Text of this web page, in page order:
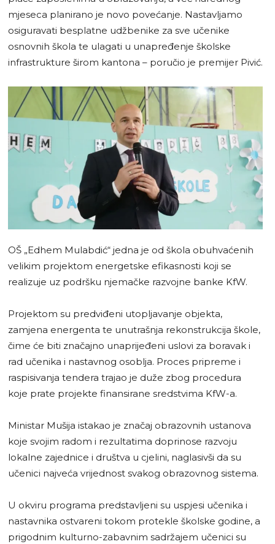
mjeseca planirano je novo povećanje. Nastavljamo
osiguravati besplatne udžbenike za sve učenike
osnovnih škola te ulagati u unapređenje školske
infrastrukture širom kantona – poručio je premijer Pivić.
OŠ „Edhem Mulabdić“ jedna je od škola obuhvaćenih
velikim projektom energetske efikasnosti koji se
realizuje uz podršku njemačke razvojne banke KfW.
Projektom su predviđeni utopljavanje objekta,
zamjena energenta te unutrašnja rekonstrukcija škole,
čime će biti značajno unaprijeđeni uslovi za boravak i
rad učenika i nastavnog osoblja. Proces pripreme i
raspisivanja tendera trajao je duže zbog procedura
koje prate projekte finansirane sredstvima KfW-a.
Ministar Mušija istakao je značaj obrazovnih ustanova
koje svojim radom i rezultatima doprinose razvoju
lokalne zajednice i društva u cjelini, naglasivši da su
učenici najveća vrijednost svakog obrazovnog sistema.
U okviru programa predstavljeni su uspjesi učenika i
nastavnika ostvareni tokom protekle školske godine, a
prigodnim kulturno-zabavnim sadržajem učenici su